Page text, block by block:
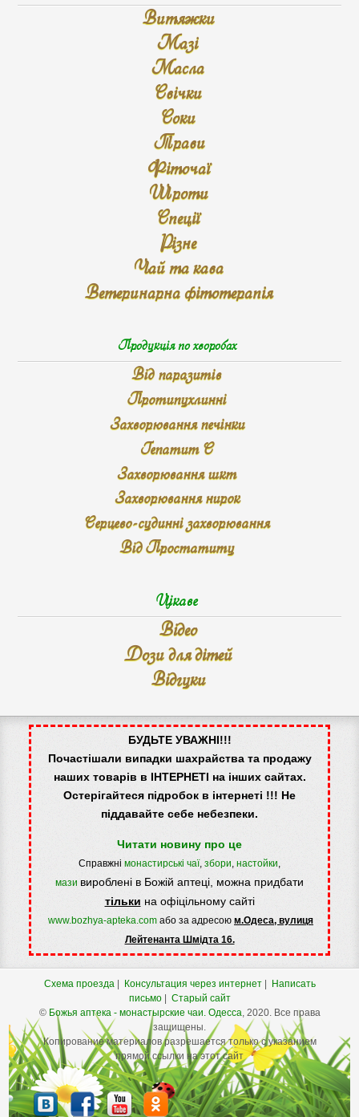
Витяжки
Мазі
Масла
Свічки
Соки
Трави
Фіточаї
Шроти
Спеції
Різне
Чай та кава
Ветеринарна фітотерапія
Продукція по хворобах
Від паразитів
Протипухлинні
Захворювання печінки
Гепатит С
Захворювання шкт
Захворювання нирок
Серцево-судинні захворювання
Від Простатиту
Цікаве
Відео
Дози для дітей
Відгуки
БУДЬТЕ УВАЖНІ!!!
Почастішали випадки шахрайства та продажу
наших товарів в ІНТЕРНЕТІ на інших сайтах.
Остерігайтеся підробок в інтернеті !!! Не
піддавайте себе небезпеки.
Читати новину про це
Справжні монастирські чаї, збори, настойки,
мази вироблені в Божій аптеці, можна придбати
тільки на офіцільному сайті
www.bozhya-apteka.com або за адресою м.Одеса, вулиця
Лейтенанта Шмідта 16.
Схема проезда| Консультация через интернет|
Написать
письмо| Старый сайт
© Божья аптека - монастырские чаи. Одесса, 2020. Все права
защищены.
Копирование материалов разрешается только с указанием
прямой ссылки на этот сайт